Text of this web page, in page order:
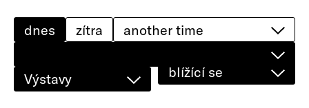
edu
Výstavy
dnes zítra
blížící se